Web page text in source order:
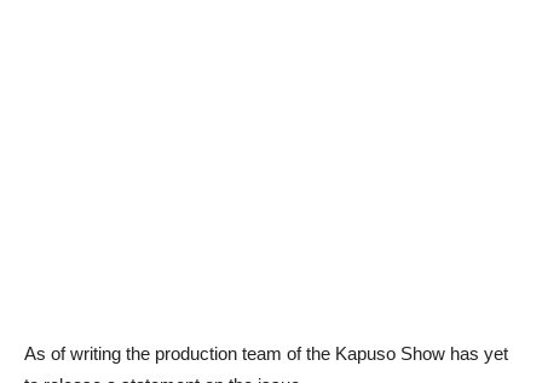
As of writing the production team of the Kapuso Show has yet